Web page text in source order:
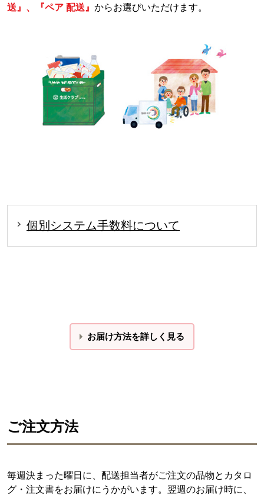
送』、『ペア 配送』 からお選びいただけます。
個別システム手数料について
お届け方法を詳しく見る
ご注文方法
毎週決まった曜日に、配送担当者がご注文の品物とカタロ
グ・注文書をお届けにうかがいます。翌週のお届け時に、